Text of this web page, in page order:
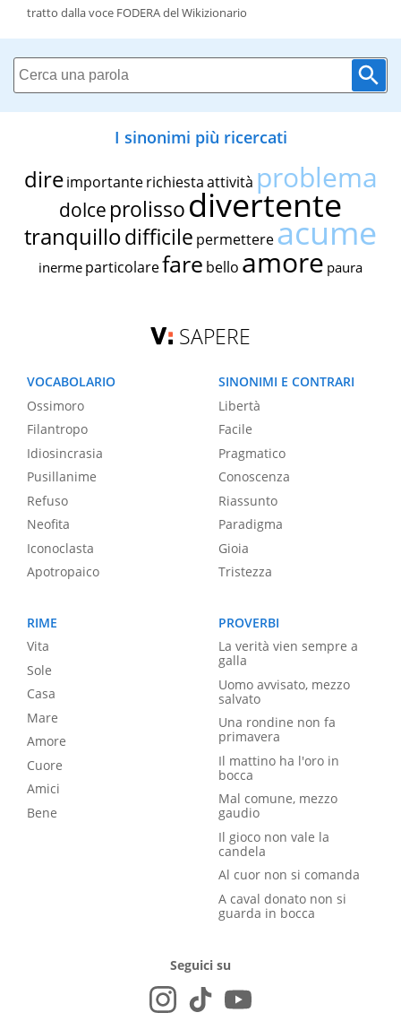
tratto dalla voce FODERA del Wikizionario
I sinonimi più ricercati
dire importante richiestaattività problema
dolce prolissodivertente
tranquillodifficile permettereacume
inerme particolarefare bello amore paura
SAPERE
VOCABOLARIO
Ossimoro
Filantropo
Idiosincrasia
Pusillanime
Refuso
Neofita
Iconoclasta
Apotropaico
SINONIMI E CONTRARI
Libertà
Facile
Pragmatico
Conoscenza
Riassunto
Paradigma
Gioia
Tristezza
RIME
Vita
Sole
Casa
Mare
Amore
Cuore
Amici
Bene
PROVERBI
La verità vien sempre a
galla
Uomo avvisato, mezzo
salvato
Una rondine non fa
primavera
Il mattino ha l'oro in
bocca
Mal comune, mezzo
gaudio
Il gioco non vale la
candela
Al cuor non si comanda
A caval donato non si
guarda in bocca
Seguici su